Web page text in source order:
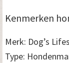
Kenmerken
Merk: Dog’s
Type: